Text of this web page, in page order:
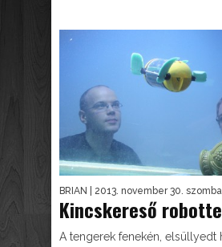
BRIAN | 2013. november 30.
Kincskereső
A tengerek fenekén, elsüllyedt